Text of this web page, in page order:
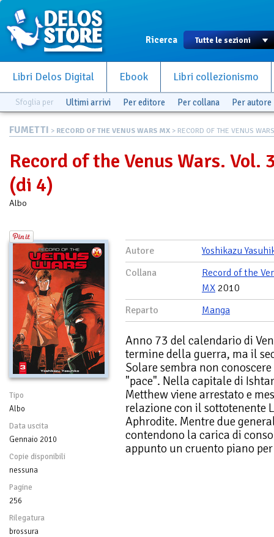
Ricerca
Libri Delos Digital Ebook Libri collezionismo
Sfoglia per Ultimi arrivi Per editore Per collana Per autore
FUMETTI > RECORD OF THE VENUS WARS MX > RECORD OF THE VENUS
Record of the Venus Wars. Vol.
(di 4)
Albo
Tipo
Albo
Data uscita
Gennaio 2010
Copie disponibili
nessuna
Pagine
256
Rilegatura
brossura
Autore
Yoshikazu
Collana
Record of the
MX 2010
Reparto
Manga
Anno 73 del calendario di
termine della guerra, ma il
Solare sembra non
"pace". Nella capitale di
Metthew viene arrestato e
relazione con il sottotenente
Aphrodite. Mentre due
contendono la carica di
appunto un cruento piano